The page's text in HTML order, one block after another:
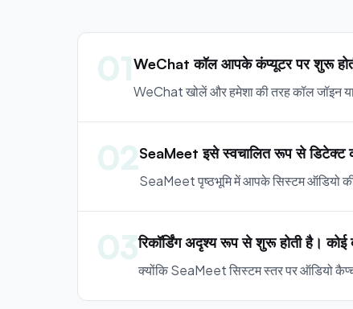
01WeChat कॉल आपके कंप्यूटर पर शुरू
WeChat खोलें और हमेशा की तरह कॉल जॉइन
02SeaMeet इसे स्वचालित रूप से
SeaMeet पृष्ठभूमि में आपके सिस्टम ऑडियो की
03रिकॉर्डिंग अदृश्य रूप से शुरू होती है। कोई
क्योंकि SeaMeet सिस्टम स्तर पर ऑडियो